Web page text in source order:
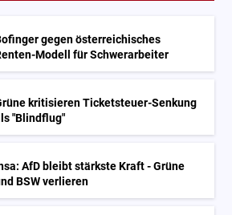
gegen österreichisches
Modell für Schwerarbeiter
kritisieren Ticketsteuer-Senkung
"Blindflug"
AfD bleibt stärkste Kraft - Grüne
BSW verlieren